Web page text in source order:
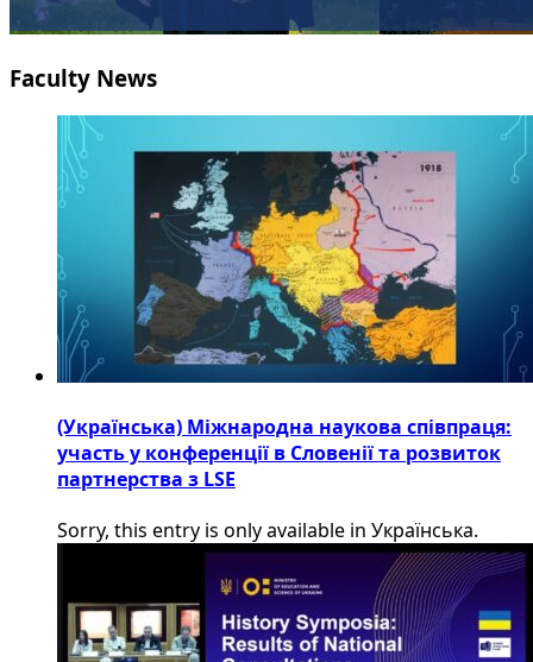
Faculty News
(Українська) Міжнародна наукова співпраця:
участь у конференції в Словенії та розвиток
партнерства з LSE
Sorry, this entry is only available in Українська.